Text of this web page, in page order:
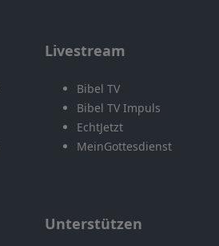
Livestream
Bibel TV
Bibel TV Impuls
EchtJetzt
MeinGottesdienst
Unterstützen